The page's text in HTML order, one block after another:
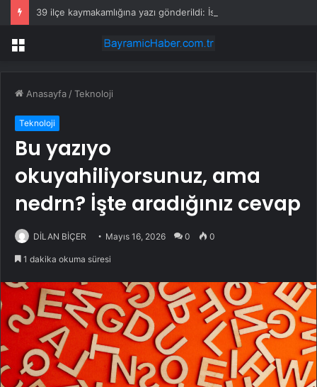
Menü
Anasayfa /Teknoloji
Teknoloji
Bu yazıyo
okuyahiliyorsunuz, ama
nedrn? İşte aradığınız cevap
DİLAN BİÇER Mayıs 16, 2026 0 0
1 dakika okuma süresi